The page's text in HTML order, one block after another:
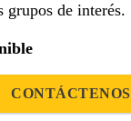
grupos de interés.
CONTÁCTENOS